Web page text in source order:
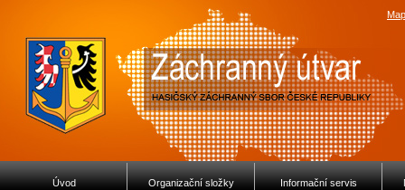
Úvod Organizační složky Informační servis